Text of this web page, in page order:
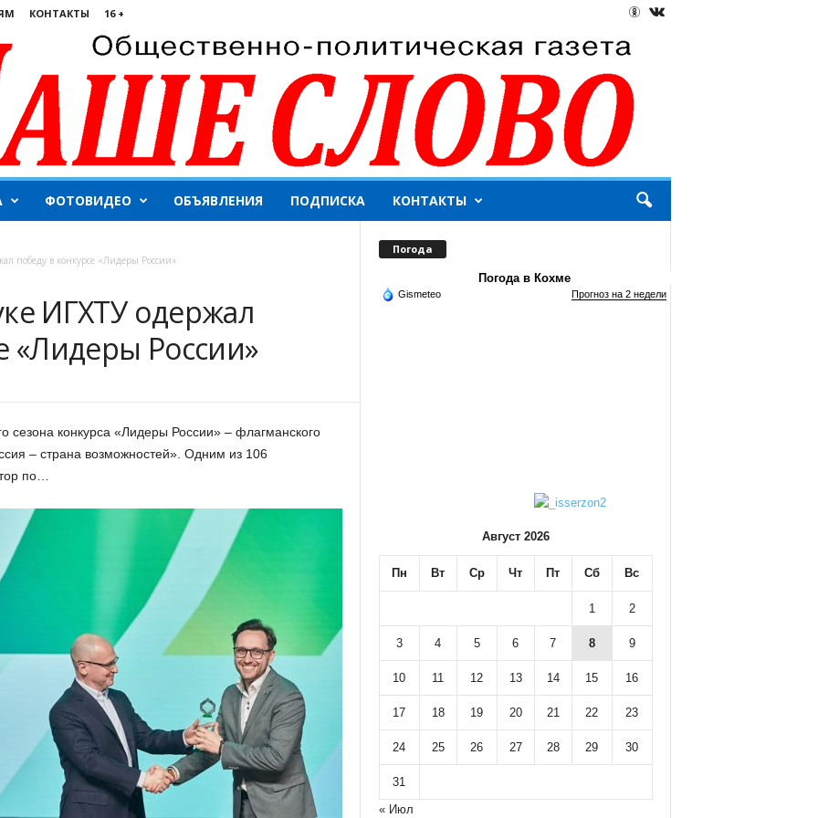
КОНТАКТЫ 16 +
ФОТОВИДЕО ОБЪЯВЛЕНИЯ ПОДПИСКА КОНТАКТЫ
победу в конкурсе «Лидеры России»
ИГХТУ одержал
«Лидеры России»
сезона конкурса «Лидеры России» – флагманского
– страна возможностей». Одним из 106
по…
Погода
Погода в Кохме
Gismeteo Прогноз на 2 недели
Август 2026
Пн Вт Ср Чт Пт Сб Вс
1 2
3 4 5 6 7 8 9
10 11 12 13 14 15 16
17 18 19 20 21 22 23
24 25 26 27 28 29 30
31
« Июл